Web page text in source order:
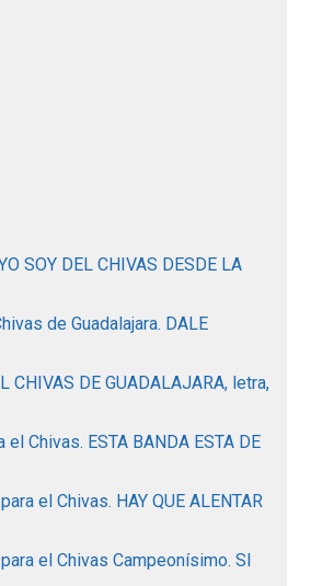
SOY DEL CHIVAS DESDE LA
de Guadalajara. DALE
CHIVAS DE GUADALAJARA, letra,
el Chivas. ESTA BANDA ESTA DE
el Chivas. HAY QUE ALENTAR
el Chivas Campeonísimo. SI